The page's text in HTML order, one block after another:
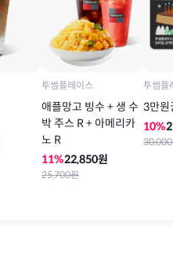
투썸플레이스
애플망고 빙수 + 생 수
박 주스 R + 아메리카
노 R
11%22,850원
25,700원
투썸플
3만원
10%
30,000